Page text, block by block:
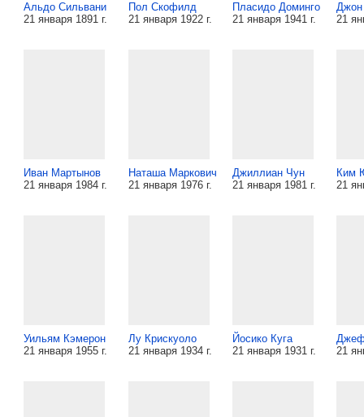
Альдо Сильвани
21 января 1891 г.
Пол Скофилд
21 января 1922 г.
Пласидо Доминго
21 января 1941 г.
21
Иван Мартынов
21 января 1984 г.
Наташа Маркович
21 января 1976 г.
Джиллиан Чун
21 января 1981 г.
Ким
21
Уильям Кэмерон
21 января 1955 г.
Лу Крискуоло
21 января 1934 г.
Йосико Куга
21 января 1931 г.
21